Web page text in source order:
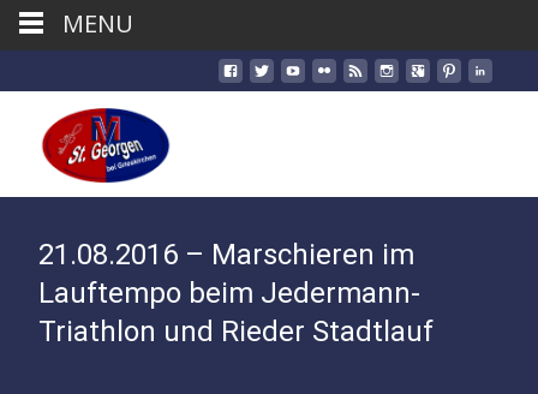
21.08.2016 – Marschieren im
Lauftempo beim Jedermann-
Triathlon und Rieder Stadtlauf
MENU